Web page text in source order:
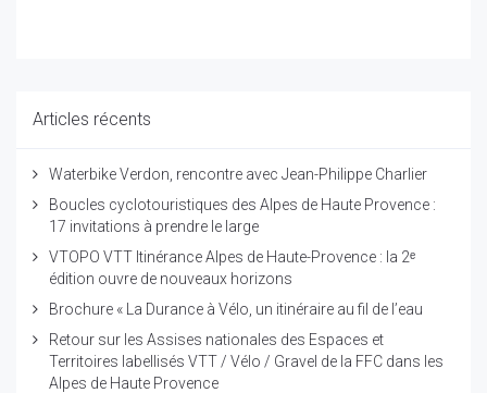
Articles récents
Waterbike Verdon, rencontre avec Jean-Philippe Charlier
Boucles cyclotouristiques des Alpes de Haute Provence :
17 invitations à prendre le large
VTOPO VTT Itinérance Alpes de Haute-Provence : la 2ᵉ
édition ouvre de nouveaux horizons
Brochure « La Durance à Vélo, un itinéraire au fil de l’eau
Retour sur les Assises nationales des Espaces et
Territoires labellisés VTT / Vélo / Gravel de la FFC dans les
Alpes de Haute Provence